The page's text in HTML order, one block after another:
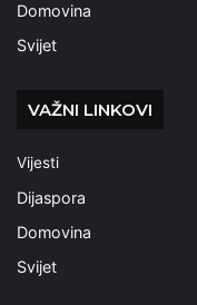
Domovina
Svijet
VAŽNI LINKOVI
Vijesti
Dijaspora
Domovina
Svijet